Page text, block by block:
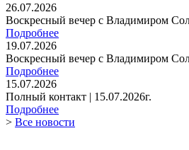
26.07.2026
Воскресный вечер с Владимиром
Подробнее
19.07.2026
Воскресный вечер с Владимиром
Подробнее
15.07.2026
Полный контакт | 15.07.2026г.
Подробнее
> Все новости